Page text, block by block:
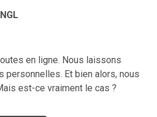
en ligne. Nous laissons
personnelles. Et bien alors, nous
est-ce vraiment le cas ?